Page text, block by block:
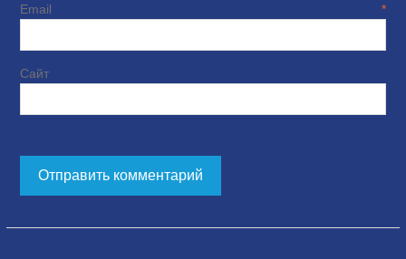
Email*
Сайт